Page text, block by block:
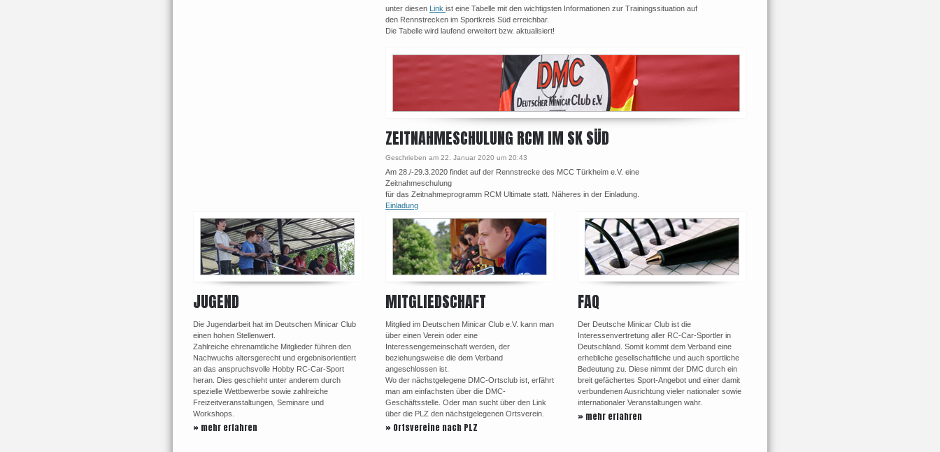
unter diesen Link ist eine Tabelle mit den wichtigsten Informationen zur Trainingssituation auf
den Rennstrecken im Sportkreis Süd erreichbar.
Die Tabelle wird laufend erweitert bzw. aktualisiert!
ZEITNAHMESCHULUNG RCM IM SK SÜD
Geschrieben am 22. Januar 2020 um 20:43
Am 28./-29.3.2020 findet auf der Rennstrecke des MCC Türkheim e.V. eine
Zeitnahmeschulung
für das Zeitnahmeprogramm RCM Ultimate statt. Näheres in der Einladung.
Einladung
JUGEND
Die Jugendarbeit hat im Deutschen Minicar Club
einen hohen Stellenwert.
Zahlreiche ehrenamtliche Mitglieder führen den
Nachwuchs altersgerecht und ergebnisorientiert
an das anspruchsvolle Hobby RC-Car-Sport
heran. Dies geschieht unter anderem durch
spezielle Wettbewerbe sowie zahlreiche
Freizeitveranstaltungen, Seminare und
Workshops.
» mehr erfahren
MITGLIEDSCHAFT
Mitglied im Deutschen Minicar Club e.V. kann man
über einen Verein oder eine
Interessengemeinschaft werden, der
beziehungsweise die dem Verband
angeschlossen ist.
Wo der nächstgelegene DMC-Ortsclub ist, erfährt
man am einfachsten über die DMC-
Geschäftsstelle. Oder man sucht über den Link
über die PLZ den nächstgelegenen Ortsverein.
» Ortsvereine nach PLZ
FAQ
Der Deutsche Minicar Club ist die
Interessenvertretung aller RC-Car-Sportler in
Deutschland. Somit kommt dem Verband eine
erhebliche gesellschaftliche und auch sportliche
Bedeutung zu. Diese nimmt der DMC durch ein
breit gefächertes Sport-Angebot und einer damit
verbundenen Ausrichtung vieler nationaler sowie
internationaler Veranstaltungen wahr.
» mehr erfahren